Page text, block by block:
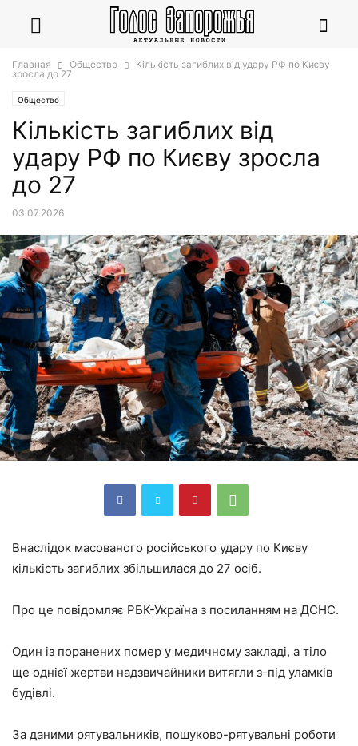
Главная Общество
Кількість загиблих від удару РФ по Києву
зросла до 27
Общество
Кількість загиблих від
удару РФ по Києву зросла
до 27
03.07.2026
Внаслідок масованого російського удару по Києву
кількість загиблих збільшилася до 27 осіб.
Про це повідомляє РБК-Україна з посиланням на ДСНС.
Один із поранених помер у медичному закладі, а тіло
ще однієї жертви надзвичайники витягли з-під уламків
будівлі.
За даними рятувальників, пошуково-рятувальні роботи